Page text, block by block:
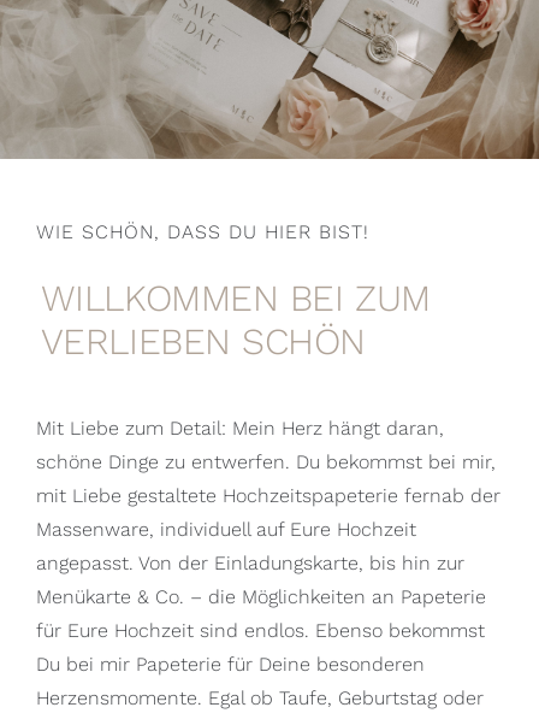
WIE SCHÖN, DASS DU HIER BIST!
WILLKOMMEN BEI ZUM
VERLIEBEN SCHÖN
Mit Liebe zum Detail: Mein Herz hängt daran,
schöne Dinge zu entwerfen. Du bekommst bei mir,
mit Liebe gestaltete Hochzeitspapeterie fernab der
Massenware, individuell auf Eure Hochzeit
angepasst. Von der Einladungskarte, bis hin zur
Menükarte & Co. – die Möglichkeiten an Papeterie
für Eure Hochzeit sind endlos. Ebenso bekommst
Du bei mir Papeterie für Deine besonderen
Herzensmomente. Egal ob Taufe, Geburtstag oder